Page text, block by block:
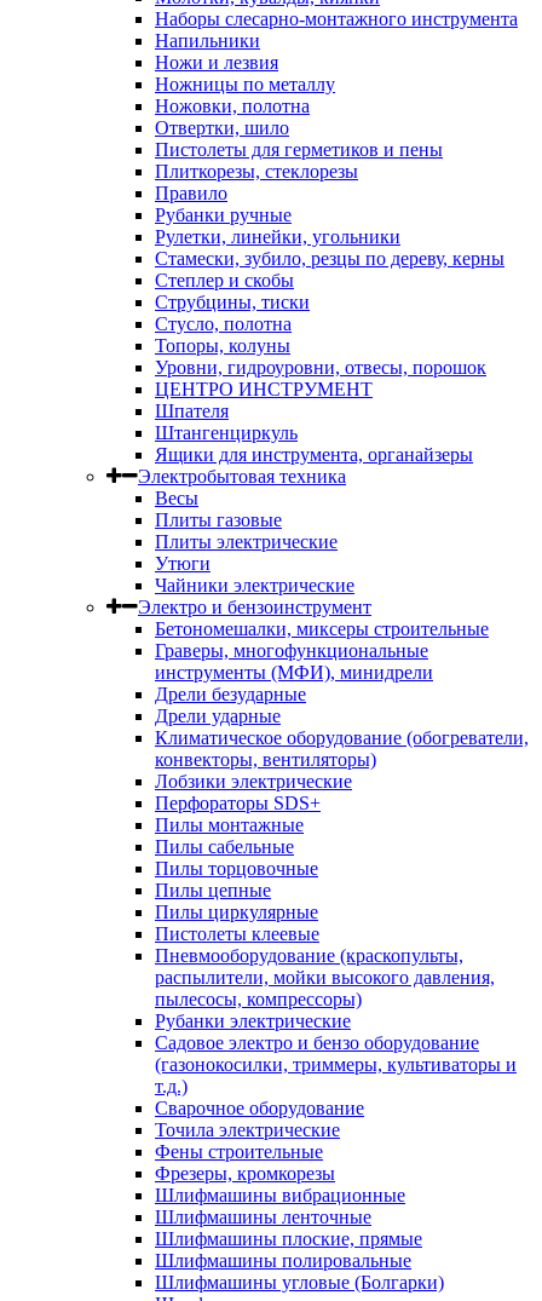
Наборы слесарно-монтажного инструмента
Напильники
Ножи и лезвия
Ножницы по металлу
Ножовки, полотна
Отвертки, шило
Пистолеты для герметиков и пены
Плиткорезы, стеклорезы
Правило
Рубанки ручные
Рулетки, линейки, угольники
Стамески, зубило, резцы по дереву, керны
Степлер и скобы
Струбцины, тиски
Стусло, полотна
Топоры, колуны
Уровни, гидроуровни, отвесы, порошок
ЦЕНТРО ИНСТРУМЕНТ
Шпателя
Штангенциркуль
Ящики для инструмента, органайзеры
Электробытовая техника
Весы
Плиты газовые
Плиты электрические
Утюги
Чайники электрические
Электро и бензоинструмент
Бетономешалки, миксеры строительные
Граверы, многофункциональные
инструменты (МФИ), минидрели
Дрели безударные
Дрели ударные
Климатическое оборудование (обогреватели,
конвекторы, вентиляторы)
Лобзики электрические
Перфораторы SDS+
Пилы монтажные
Пилы сабельные
Пилы торцовочные
Пилы цепные
Пилы циркулярные
Пистолеты клеевые
Пневмооборудование (краскопульты,
распылители, мойки высокого давления,
пылесосы, компрессоры)
Рубанки электрические
Садовое электро и бензо оборудование
(газонокосилки, триммеры, культиваторы и
т.д.)
Сварочное оборудование
Точила электрические
Фены строительные
Фрезеры, кромкорезы
Шлифмашины вибрационные
Шлифмашины ленточные
Шлифмашины плоские, прямые
Шлифмашины полировальные
Шлифмашины угловые (Болгарки)